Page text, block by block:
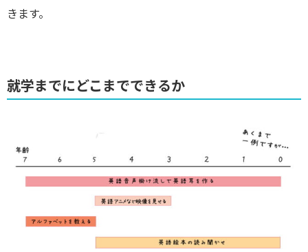
きます。
就学までにどこまでできるか